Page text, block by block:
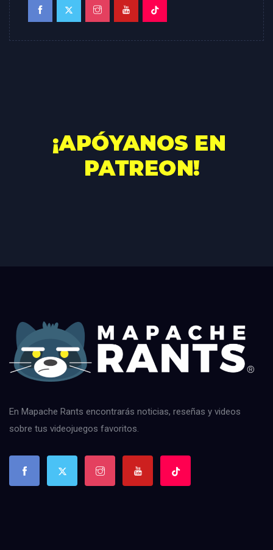
En Mapache Rants encontrarás noticias, reseñas y videos
sobre tus videojuegos favoritos.